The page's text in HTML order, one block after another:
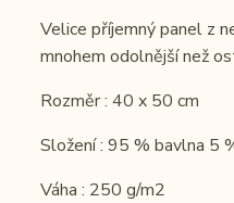
Velice příjemný panel z
mnohem odolnější než
Rozměr : 40 x 50 cm
Složení : 95 % bavlna 5
Váha : 250 g/m2